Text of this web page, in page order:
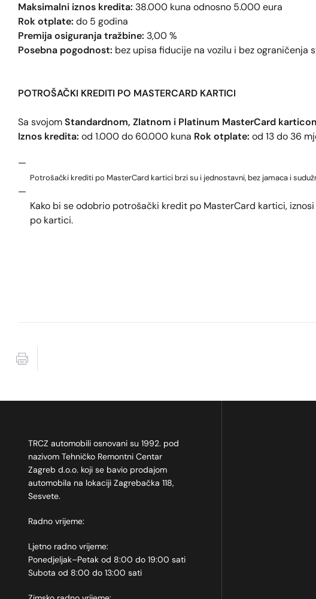
Maksimalni iznos kredita: 38.000 kuna odnosno 5.000 eura
Rok otplate: do 5 godina
Premija osiguranja tražbine: 3,00 %
Posebna pogodnost: bez upisa fiducije na vozilu i bez ograničenja
POTROŠAČKI KREDITI PO MASTERCARD KARTICI
Sa svojomStandardnom, Zlatnom i Platinum MasterCard
Iznos kredita: od 1.000 do 60.000 kuna Rok otplate: od 13 do 36
Potrošački krediti po MasterCard kartici brzi su i jednostavni, bez jamaca i
Kako bi se odobrio potrošački kredit po MasterCard kartici,
po kartici.
TRCZ automobili osnovani su 1992. pod
nazivom Tehničko Remontni Centar
Zagreb d.o.o. koji se bavio prodajom
automobila na lokaciji Zagrebačka 118,
Sesvete.
Radno vrijeme:
Ljetno radno vrijeme:
Ponedjeljak–Petak od 8:00 do 19:00 sati
Subota od 8:00 do 13:00 sati